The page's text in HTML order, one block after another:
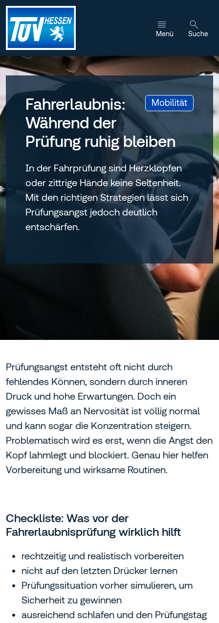
Zum Inhalt wechseln
Menü Suche
Mobilität:
Fahrerlaubnis:
Während der
Prüfung ruhig bleiben
In der Fahrprüfung sind Herzklopfen
oder zittrige Hände keine Seltenheit.
Mit den richtigen Strategien lässt sich
Prüfungsangst jedoch deutlich
entschärfen.
Prüfungsangst entsteht oft nicht durch
fehlendes Können, sondern durch inneren
Druck und hohe Erwartungen. Doch ein
gewisses Maß an Nervosität ist völlig normal
und kann sogar die Konzentration steigern.
Problematisch wird es erst, wenn die Angst den
Kopf lahmlegt und blockiert. Genau hier helfen
Vorbereitung und wirksame Routinen.
Checkliste: Was vor der
Fahrerlaubnisprüfung wirklich hilft
rechtzeitig und realistisch vorbereiten
nicht auf den letzten Drücker lernen
Prüfungssituation vorher simulieren, um
Sicherheit zu gewinnen
ausreichend schlafen und den Prüfungstag